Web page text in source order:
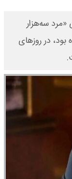
سه‌هزار
در روزهای